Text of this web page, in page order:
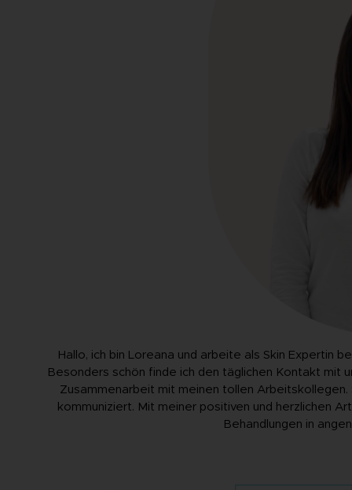
Hallo, ich bin Loreana und arbeite als Skin Expertin
Besonders schön finde ich den täglichen Kontakt mit
Zusammenarbeit mit meinen tollen
kommuniziert. Mit meiner positiven und herzlichen
Behandlungen in